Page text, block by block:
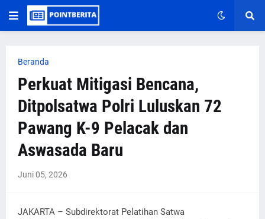
Beranda
Perkuat Mitigasi Bencana,
Ditpolsatwa Polri Luluskan 72
Pawang K-9 Pelacak dan
Aswasada Baru
Juni 05, 2026
JAKARTA – Subdirektorat Pelatihan Satwa